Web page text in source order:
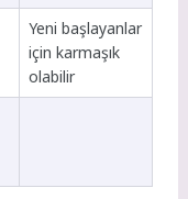
Yeni başlayanlar
için karmaşık
olabilir